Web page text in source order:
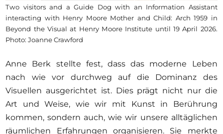
Two visitors and a Guide Dog with an Information Assistant
interacting with Henry Moore Mother and Child: Arch 1959 in
Beyond the Visual at Henry Moore Institute until 19 April 2026.
Photo: Joanne Crawford
Anne Berk stellte fest, dass das moderne Leben
nach wie vor durchweg auf die Dominanz des
Visuellen ausgerichtet ist. Dies prägt nicht nur die
Art und Weise, wie wir mit Kunst in Berührung
kommen, sondern auch, wie wir unsere alltäglichen
räumlichen Erfahrungen organisieren. Sie merkte